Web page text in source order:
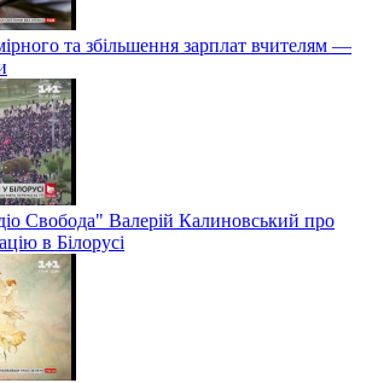
та збільшення зарплат вчителям —
Свобода" Валерій Калиновський про
в Білорусі